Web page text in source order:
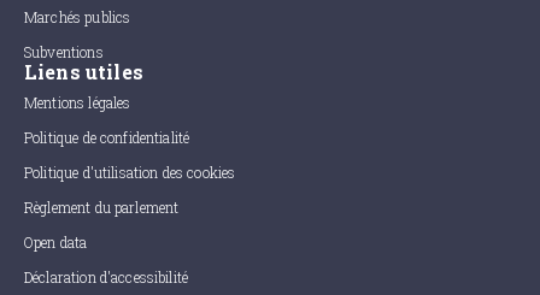
Marchés publics
Subventions
Liens utiles
Mentions légales
Politique de confidentialité
Politique d'utilisation des cookies
Règlement du parlement
Open data
Déclaration d'accessibilité